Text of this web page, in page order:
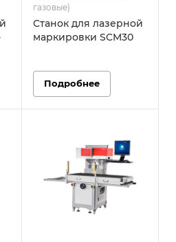
газовые)
Станок для лазерной
маркировки SCM30
Подробнее